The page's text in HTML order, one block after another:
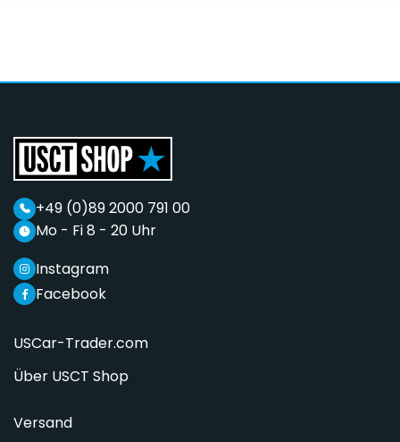
+49 (0)89 2000 791 00
Mo - Fi 8 - 20 Uhr
Facebook
Instagram
USCar-Trader.com
Über USCT Shop
Versand